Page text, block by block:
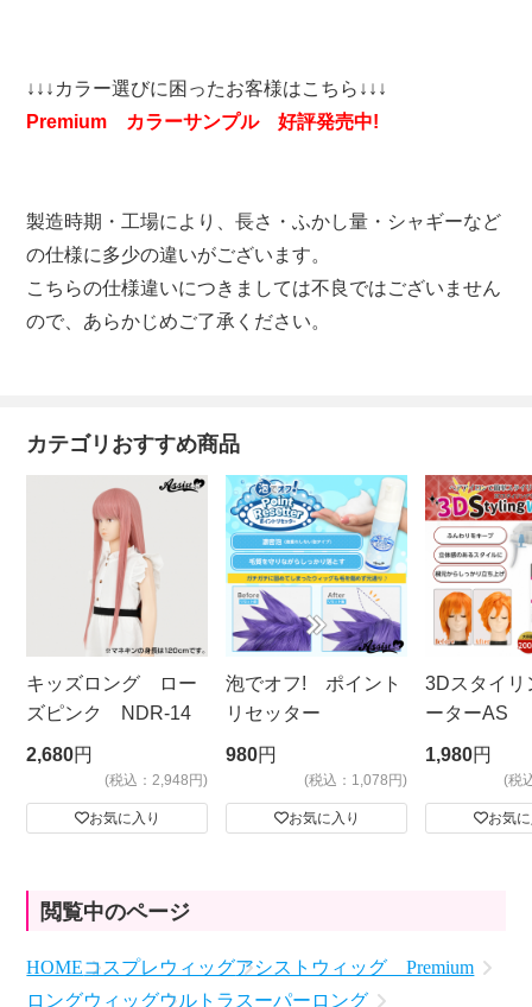
↓↓↓カラー選びに困ったお客様はこちら↓↓↓
Premium カラーサンプル 好評発売中!
製造時期・工場により、長さ・ふかし量・シャギーなど
の仕様に多少の違いがございます。
こちらの仕様違いにつきましては不良ではございません
ので、あらかじめご了承ください。
カテゴリおすすめ商品
キッズロング ロー
ズピンク NDR-14
2,680円
(税込：2,948円)
お気に入り
泡でオフ! ポイント
リセッター
980円
(税込：1,078円)
お気に入り
3Dスタイリ
ーターAS
ビッグサイ
1,980円
(税
お気
閲覧中のページ
HOMEコスプレウィッグアシストウィッグ Premium
ロングウィッグウルトラスーパーロング